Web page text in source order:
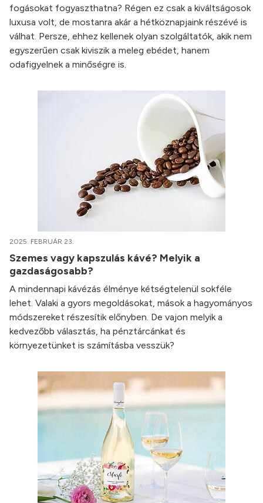
fogásokat fogyaszthatna? Régen ez csak a kiváltságosok
luxusa volt, de mostanra akár a hétköznapjaink részévé is
válhat. Persze, ehhez kellenek olyan szolgáltatók, akik nem
egyszerűen csak kiviszik a meleg ebédet, hanem
odafigyelnek a minőségre is.
2025. FEBRUÁR 23.
Szemes vagy kapszulás kávé? Melyik a
gazdaságosabb?
A mindennapi kávézás élménye kétségtelenül sokféle
lehet. Valaki a gyors megoldásokat, mások a hagyományos
módszereket részesítik előnyben. De vajon melyik a
kedvezőbb választás, ha pénztárcánkat és
környezetünket is számításba vesszük?